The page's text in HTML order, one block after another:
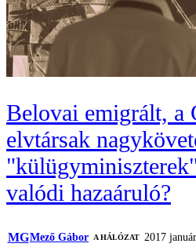
Belovai emigrált, a
elvtársak
valódi hazaáruló?
MGMező Gábor A HÁLÓZAT 2017